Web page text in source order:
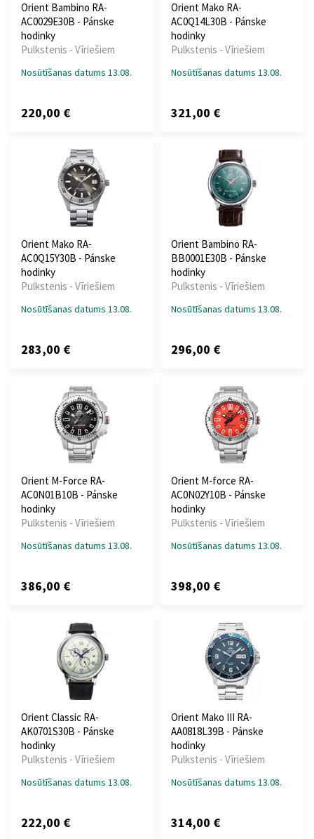
Orient Bambino RA-
AC0029E30B - Pánske
hodinky
Pulkstenis - Vīriešiem
Nosūtīšanas datums 13.08.
220,00 €
Orient Mako RA-
AC0Q14L30B - Pánske
hodinky
Pulkstenis - Vīriešiem
Nosūtīšanas datums 13.08.
321,00 €
Orient Mako RA-
AC0Q15Y30B - Pánske
hodinky
Pulkstenis - Vīriešiem
Nosūtīšanas datums 13.08.
283,00 €
Orient Bambino RA-
BB0001E30B - Pánske
hodinky
Pulkstenis - Vīriešiem
Nosūtīšanas datums 13.08.
296,00 €
Orient M-Force RA-
AC0N01B10B - Pánske
hodinky
Pulkstenis - Vīriešiem
Nosūtīšanas datums 13.08.
386,00 €
Orient M-force RA-
AC0N02Y10B - Pánske
hodinky
Pulkstenis - Vīriešiem
Nosūtīšanas datums 13.08.
398,00 €
Orient Classic RA-
AK0701S30B - Pánske
hodinky
Pulkstenis - Vīriešiem
Nosūtīšanas datums 13.08.
222,00 €
Orient Mako III RA-
AA0818L39B - Pánske
hodinky
Pulkstenis - Vīriešiem
Nosūtīšanas datums 13.08.
314,00 €